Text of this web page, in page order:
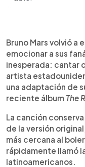
► Escuchar
Bruno Mars
lanzamiento de
español de su
álbum The
romántica y
incorporó
latino. La
de la
reacciones en
se volvió
las
Bruno Mars volvió a
emocionar a sus
inesperada: cantar
artista
una adaptación de
reciente álbum The
La canción
de la versión
más cercana al
rápidamente llamó
latinoamericanos.